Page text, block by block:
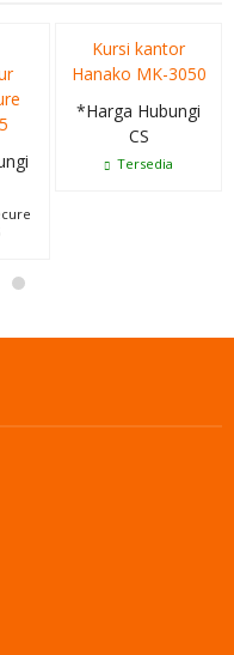
Kursi kantor
Hanako MK-3050
*Harga Hubungi
CS
Tersedia